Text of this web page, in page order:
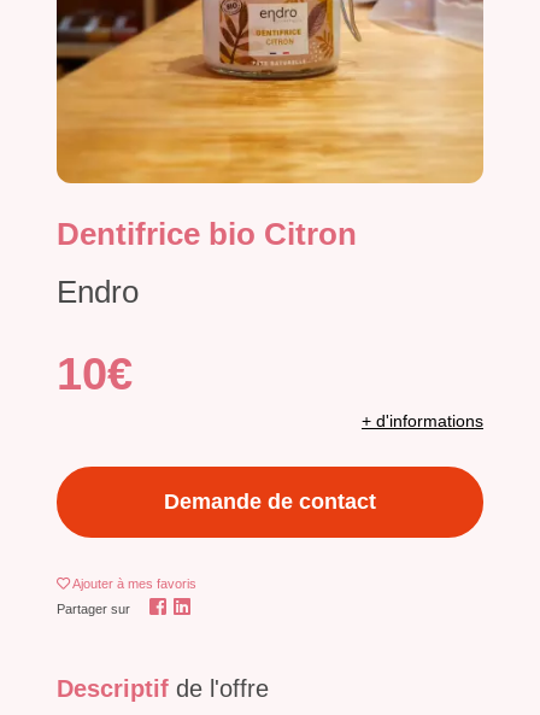
Dentifrice bio Citron
Endro
10€
+ d'informations
Demande de contact
Ajouter à mes favoris
Partager sur
Descriptif de l'offre